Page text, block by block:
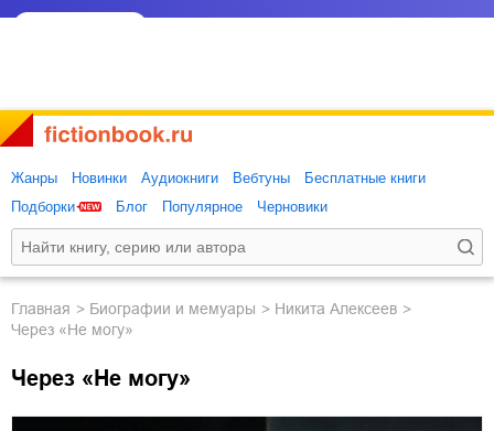
Жанры Новинки Аудиокниги Вебтуны
Бесплатные книги
Подборки
Блог Популярное Черновики
Главная биографии и мемуары
Никита Алексеев
Через «Не могу»
Через «Не могу»